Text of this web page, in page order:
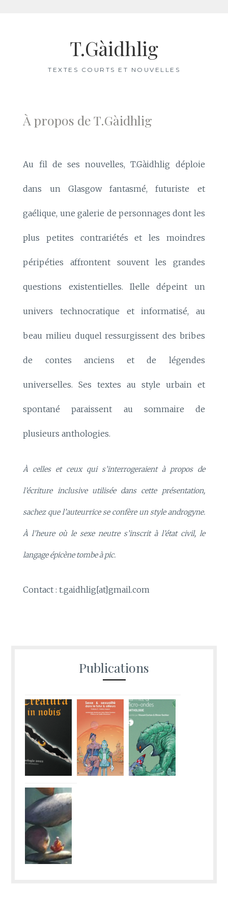
T.Gàidhlig
TEXTES COURTS ET NOUVELLES
À propos de T.Gàidhlig
Au fil de ses nouvelles, T.Gàidhlig déploie
dans un Glasgow fantasmé, futuriste et
gaélique, une galerie de personnages dont les
plus petites contrariétés et les moindres
péripéties affrontent souvent les grandes
questions existentielles. Il·elle dépeint un
univers technocratique et informatisé, au
beau milieu duquel ressurgissent des bribes
de contes anciens et de légendes
universelles. Ses textes au style urbain et
spontané paraissent au sommaire de
plusieurs anthologies.
À celles et ceux qui s’interrogeraient à propos de
l’écriture inclusive utilisée dans cette présentation,
sachez que l’auteur·rice se confère un style androgyne.
À l’heure où le sexe neutre s’inscrit à l’état civil, le
langage épicène tombe à pic.
Contact : t.gaidhlig[at]gmail.com
Publications